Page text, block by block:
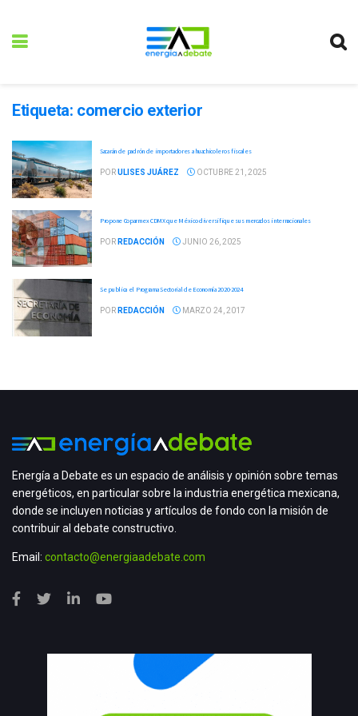
Etiqueta: comercio exterior
Sacarán de padrón de importadores a huachicoleros fiscales
PORULISES JUÁREZ OCTUBRE 21, 2025
Propone Coparmex CDMX que México diversifique sus mercados internacionales
POR REDACCIÓN JUNIO 26, 2025
Se publica el Programa Sectorial de Economía 2020-2024
POR REDACCIÓN MARZO 24, 2017
Energía a Debate es un espacio de análisis y opinión sobre temas
energéticos, en particular sobre la industria energética mexicana,
donde se incluyen noticias y artículos de fondo con la misión de
contribuir al debate constructivo.
Email: contacto@energiaadebate.com